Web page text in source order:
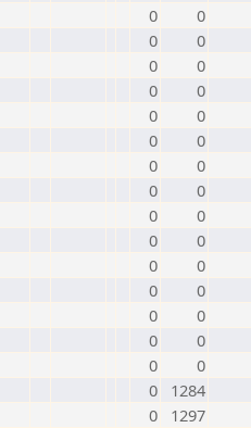
0
0
0
0
0
0
0
0
0
0
0
0
0
0
0
0
0
0
0
0
0
0
0
0
0
0
0
0
0
0
0
1284
0
1297